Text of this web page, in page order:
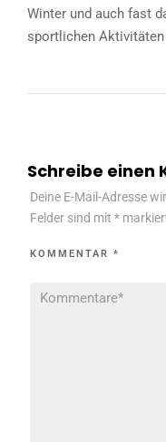
Winter und auch fast
sportlichen
Schreibe einen
Deine E-Mail-Adresse
Felder sind mit *
KOMMENTAR *